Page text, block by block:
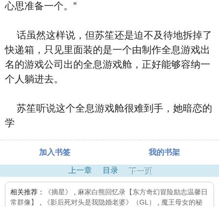
心思准备一个。”
话虽然这样说，但苏笙还是迫不及待地拆掉了
快递箱，只见里面装的是一个由制作全息游戏出
名的游戏公司出的全息游戏舱，正好能够容纳一
个人躺进去。
苏笙听说这个全息游戏舱很难到手，她暗恋的
学
加入书签 我的书架
上一章 目录 下一页
相关推荐： 《摘星》
麻家白熊回忆录【东方奇幻冒险励志温馨日
常群像】
《影后死对头是我隐婚老婆》（GL） 魔王母女的秘